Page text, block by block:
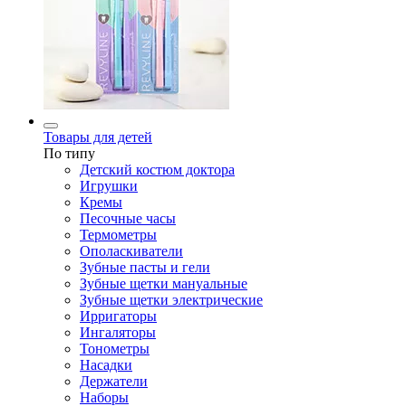
Товары для детей
По типу
Детский костюм доктора
Игрушки
Кремы
Песочные часы
Термометры
Ополаскиватели
Зубные пасты и гели
Зубные щетки мануальные
Зубные щетки электрические
Ирригаторы
Ингаляторы
Тонометры
Насадки
Держатели
Наборы